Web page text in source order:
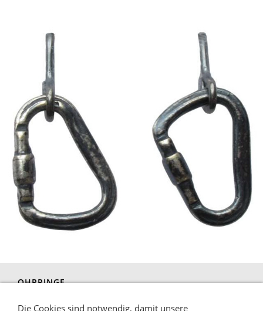
OHRRINGE
Die Cookies sind notwendig, damit unsere